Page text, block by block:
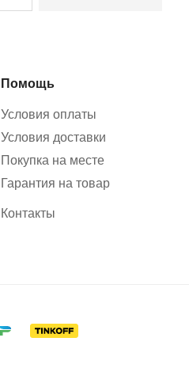
Помощь
Условия оплаты
Условия доставки
Покупка на месте
Гарантия на товар
Контакты